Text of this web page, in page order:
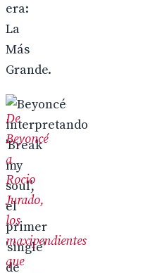
era:
La
Más
Grande.
De
Beyoncé
a
Rocio
Jurado,
los
maxipendientes
que